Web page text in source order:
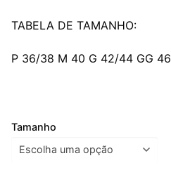
TABELA DE TAMANHO:
P 36/38 M 40 G 42/44 GG 46
Tamanho